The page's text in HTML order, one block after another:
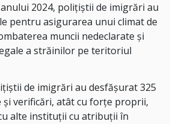
2024, polițiștii de imigrări au
pentru asigurarea unui climat de
muncii nedeclarate și
a străinilor pe teritoriul
de imigrări au desfășurat 325
și verificări, atât cu forțe proprii,
alte instituții cu atribuții în